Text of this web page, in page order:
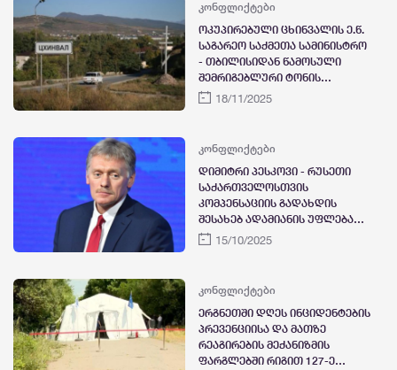
კონფლიქტები
ოკუპირებული ცხინვალის ე.წ.
საგარეო საქმეთა სამინისტრო
- თბილისიდან წამოსული
შემრიგებლური ტონის
მიუხედავად, კვლავ
- მოვუწოდებთ
ხელისუფლებას,
რეალისტურად აღიქვას
შექმნილი რეალობა
18/11/2025
კონფლიქტები
დიმიტრი პესკოვი - რუსეთი
საქართველოსთვის
კომპენსაციის გადახდის
შესახებ ადამიანის უფლებათა
ევროპული სასამართლოს
15/10/2025
კონფლიქტები
ერგნეთში დღეს ინციდენტების
პრევენციისა და მათზე
რეაგირების მექანიზმის
ფარგლებში რიგით 127-ე